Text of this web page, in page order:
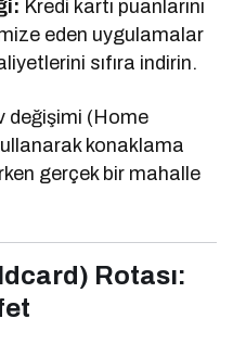
Kredi kartı puanlarını
eden uygulamalar
sıfıra indirin.
değişimi (Home
konaklama
gerçek bir mahalle
Rotası: